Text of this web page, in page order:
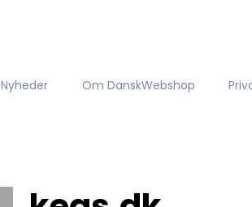
Nyheder Om DanskWebshop